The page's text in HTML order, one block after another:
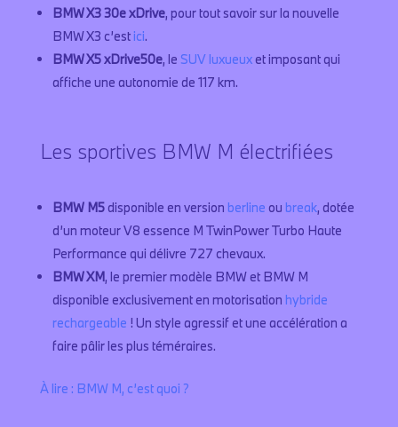
BMW X3 30e xDrive, pour tout savoir sur la nouvelle
BMW X3 c’est ici.
BMW X5 xDrive50e, le SUV luxueuxet imposant qui
affiche une autonomie de 117 km.
Les sportives BMW M électrifiées
BMW M5disponible en version berline ou break, dotée
d’un moteur V8 essence M TwinPower Turbo Haute
Performance qui délivre 727 chevaux.
BMW XM, le premier modèle BMW et BMW M
disponible exclusivement en motorisation hybride
rechargeable ! Un style agressif et une accélération a
faire pâlir les plus téméraires.
À lire : BMW M, c’est quoi ?